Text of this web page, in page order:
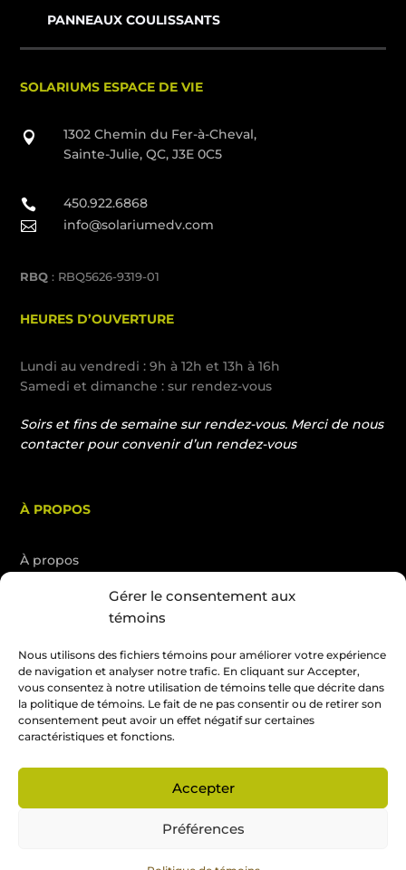
Gérer le consentement aux
témoins
Nous utilisons des fichiers témoins pour améliorer votre expérience
de navigation et analyser notre trafic. En cliquant sur Accepter,
vous consentez à notre utilisation de témoins telle que décrite dans
la politique de témoins. Le fait de ne pas consentir ou de retirer son
consentement peut avoir un effet négatif sur certaines
caractéristiques et fonctions.
Accepter
Préférences
PANNEAUX COULISSANTS
SOLARIUMS ESPACE DE VIE

1302 Chemin du Fer-à-Cheval,
Sainte-Julie, QC, J3E 0C5
 450.922.6868
 info@solariumedv.com
RBQ : RBQ5626-9319-01
HEURES D’OUVERTURE
Lundi au vendredi : 9h à 12h et 13h à 16h
Samedi et dimanche : sur rendez-vous
Soirs et fins de semaine sur rendez-vous. Merci de nous
contacter pour convenir d’un rendez-vous
À PROPOS
À propos
English
Soumission gratuite
Tous droits réservés. Référencement